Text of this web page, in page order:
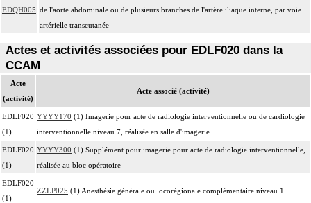
EDQH005 de l'aorte abdominale ou de plusieurs branches de l'artère iliaque interne, par voie
artérielle transcutanée
Actes et activités associées pour EDLF020 dans la
CCAM
Acte
(activité)
Acte associé (activité)
EDLF020
(1)
YYYY170 (1) Imagerie pour acte de radiologie interventionnelle ou de cardiologie
interventionnelle niveau 7, réalisée en salle d'imagerie
EDLF020
(1)
YYYY300 (1) Supplément pour imagerie pour acte de radiologie interventionnelle,
réalisée au bloc opératoire
EDLF020
(1)
ZZLP025 (1) Anesthésie générale ou locorégionale complémentaire niveau 1